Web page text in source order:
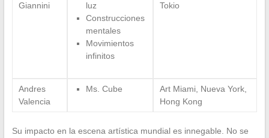
Giannini
luz
Construcciones
mentales
Movimientos
infinitos
Tokio
Andres
Valencia
Ms. Cube
Art Miami, Nueva York,
Hong Kong
Su impacto en la escena artística mundial es innegable. No se